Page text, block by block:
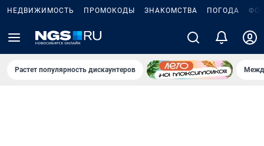
НЕДВИЖИМОСТЬ ПРОМОКОДЫ ЗНАКОМСТВА ПОГОДА
Растет популярность дискаунтеров